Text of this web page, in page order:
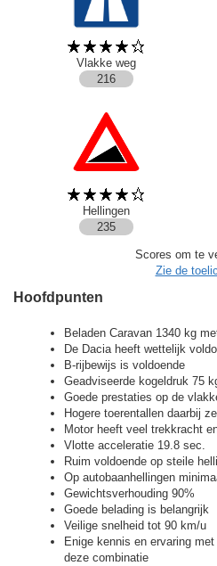
Vlakke weg
216
Hellingen
235
Scores om te
Zie de
Hoofdpunten
Beladen Caravan 1340 kg
De Dacia heeft wettelijk
B-rijbewijs is voldoende
Geadviseerde kogeldruk 75
Goede prestaties op de
Hogere toerentallen daarbij
Motor heeft veel trekkracht
Vlotte acceleratie 19.8 sec.
Ruim voldoende op steile
Op autobaanhellingen
Gewichtsverhouding 90%
Goede belading is belangrijk
Veilige snelheid tot 90 km/u
Enige kennis en ervaring
deze combinatie